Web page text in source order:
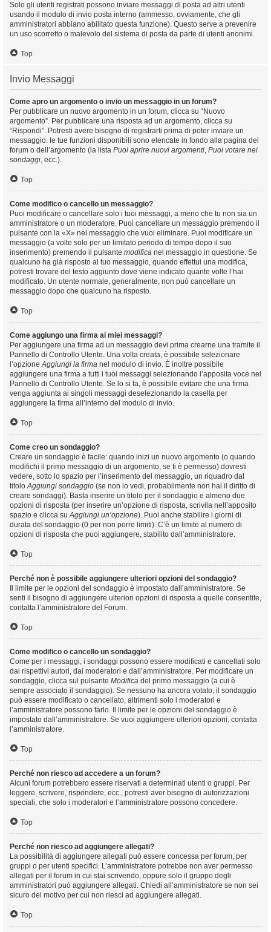
Solo gli utenti registrati possono inviare messaggi di posta ad altri utenti
usando il modulo di invio posta interno (ammesso, ovviamente, che gli
amministratori abbiano abilitato questa funzione). Questo serve a prevenire
un uso scorretto o malevolo del sistema di posta da parte di utenti anonimi.
Top
Invio Messaggi
Come apro un argomento o invio un messaggio in un forum?
Per pubblicare un nuovo argomento in un forum, clicca su “Nuovo
argomento”. Per pubblicare una risposta ad un argomento, clicca su
“Rispondi”. Potresti avere bisogno di registrarti prima di poter inviare un
messaggio: le tue funzioni disponibili sono elencate in fondo alla pagina del
forum o dell’argomento (la lista Puoi aprire nuovi argomenti, Puoi votare nei
sondaggi, ecc.).
Top
Come modifico o cancello un messaggio?
Puoi modificare o cancellare solo i tuoi messaggi, a meno che tu non sia un
amministratore o un moderatore. Puoi cancellare un messaggio premendo il
pulsante con la «X» nel messaggio che vuoi eliminare. Puoi modificare un
messaggio (a volte solo per un limitato periodo di tempo dopo il suo
inserimento) premendo il pulsante modifica nel messaggio in questione. Se
qualcuno ha già risposto al tuo messaggio, quando effettui una modifica,
potresti trovare del testo aggiunto dove viene indicato quante volte l’hai
modificato. Un utente normale, generalmente, non può cancellare un
messaggio dopo che qualcuno ha risposto.
Top
Come aggiungo una firma ai miei messaggi?
Per aggiungere una firma ad un messaggio devi prima crearne una tramite il
Pannello di Controllo Utente. Una volta creata, è possibile selezionare
l’opzioneAggiungi la firma nel modulo di invio. È inoltre possibile
aggiungere una firma a tutti i tuoi messaggi selezionando l’apposita voce nel
Pannello di Controllo Utente. Se lo si fa, è possibile evitare che una firma
venga aggiunta ai singoli messaggi deselezionando la casella per
aggiungere la firma all’interno del modulo di invio.
Top
Come creo un sondaggio?
Creare un sondaggio è facile: quando inizi un nuovo argomento (o quando
modifichi il primo messaggio di un argomento, se ti è permesso) dovresti
vedere, sotto lo spazio per l’inserimento del messaggio, un riquadro dal
titoloAggiungi sondaggio (se non lo vedi, probabilmente non hai il diritto di
creare sondaggi). Basta inserire un titolo per il sondaggio e almeno due
opzioni di risposta (per inserire un’opzione di risposta, scrivila nell’apposito
spazio e clicca suAggiungi un’opzione). Puoi anche stabilire i giorni di
durata del sondaggio (0 per non porre limiti). C’è un limite al numero di
opzioni di risposta che puoi aggiungere, stabilito dall’amministratore.
Top
Perché non è possibile aggiungere ulteriori opzioni del sondaggio?
Il limite per le opzioni del sondaggio è impostato dall’amministratore. Se
senti il bisogno di aggiungere ulteriori opzioni di risposta a quelle consentite,
contatta l’amministratore del Forum.
Top
Come modifico o cancello un sondaggio?
Come per i messaggi, i sondaggi possono essere modificati e cancellati solo
dai rispettivi autori, dai moderatori e dall’amministratore. Per modificare un
sondaggio, clicca sul pulsante Modifica del primo messaggio (a cui è
sempre associato il sondaggio). Se nessuno ha ancora votato, il sondaggio
può essere modificato o cancellato, altrimenti solo i moderatori e
l’amministratore possono farlo. Il limite per le opzioni del sondaggio è
impostato dall’amministratore. Se vuoi aggiungere ulteriori opzioni, contatta
l’amministratore.
Top
Perché non riesco ad accedere a un forum?
Alcuni forum potrebbero essere riservati a determinati utenti o gruppi. Per
leggere, scrivere, rispondere, ecc., potresti aver bisogno di autorizzazioni
speciali, che solo i moderatori e l’amministratore possono concedere.
Top
Perché non riesco ad aggiungere allegati?
La possibilità di aggiungere allegati può essere concessa per forum, per
gruppi o per utenti specifici. L’amministratore potrebbe non aver permesso
allegati per il forum in cui stai scrivendo, oppure solo il gruppo degli
amministratori può aggiungere allegati. Chiedi all’amministratore se non sei
sicuro del motivo per cui non riesci ad aggiungere allegati.
Top